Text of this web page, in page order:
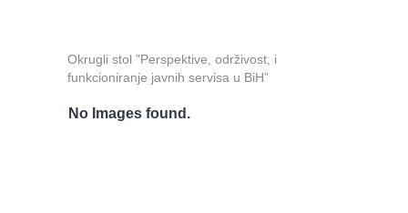
Okrugli stol ”Perspektive, održivost, i
funkcioniranje javnih servisa u BiH”
No Images found.